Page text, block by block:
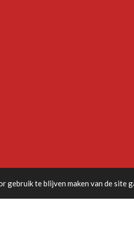
te blijven maken van de site